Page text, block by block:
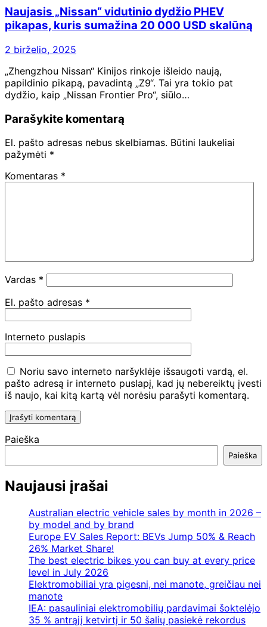
Naujasis „Nissan“ vidutinio dydžio PHEV
pikapas, kuris sumažina 20 000 USD skalūną
2 birželio, 2025
„Zhengzhou Nissan“ Kinijos rinkoje išleido naują,
papildinio pikapą, pavadintą „Z9“. Tai yra tokio pat
dydžio, kaip „Nissan Frontier Pro“, siūlo…
Parašykite komentarą
El. pašto adresas nebus skelbiamas. Būtini laukeliai
pažymėti *
Komentaras *
Vardas *
El. pašto adresas *
Interneto puslapis
Noriu savo interneto naršyklėje išsaugoti vardą, el.
pašto adresą ir interneto puslapį, kad jų nebereiktų įvesti
iš naujo, kai kitą kartą vėl norėsiu parašyti komentarą.
Paieška
Paieška
Naujausi įrašai
Australian electric vehicle sales by month in 2026 –
by model and by brand
Europe EV Sales Report: BEVs Jump 50% & Reach
26% Market Share!
The best electric bikes you can buy at every price
level in July 2026
Elektromobiliai yra pigesni, nei manote, greičiau nei
manote
IEA: pasauliniai elektromobilių pardavimai šoktelėjo
35 % antrąjį ketvirtį ir 50 šalių pasiekė rekordus